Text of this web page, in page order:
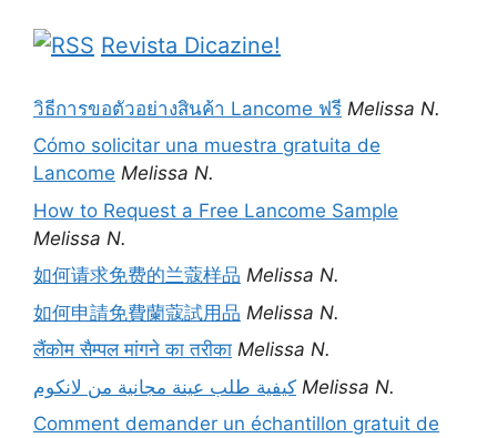
Revista Dicazine!
วิธีการขอตัวอย่างสินค้า Lancome ฟรี Melissa N.
Cómo solicitar una muestra gratuita de
Lancome Melissa N.
How to Request a Free Lancome Sample
Melissa N.
如何请求免费的兰蔻样品 Melissa N.
如何申請免費蘭蔻試用品 Melissa N.
लैंकोम सैम्पल मांगने का तरीका Melissa N.
كيفية طلب عينة مجانية من لانكوم Melissa N.
Comment demander un échantillon gratuit de